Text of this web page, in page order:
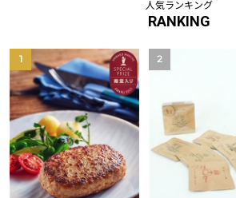
人気ランキング
RANKING
1 2